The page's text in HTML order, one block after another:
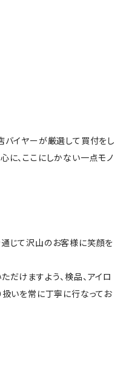
バイヤーが厳選して買付をし
に、ここにしかない一点モノ
じて沢山のお客様に笑顔を
だけますよう、検品、アイロ
扱いを常に丁寧に行なってお